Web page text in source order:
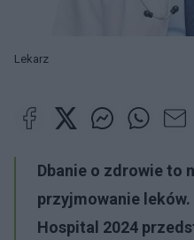
Lekarz
Dbanie o zdrowie to
przyjmowanie
Hospital 2024